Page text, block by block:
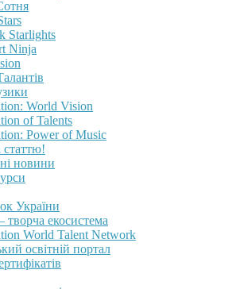
Starlights
Ninja
World Vision
of Talents
Power of Music
статтю!
новини
України
творча екосистема
World Talent Network
освітній портал